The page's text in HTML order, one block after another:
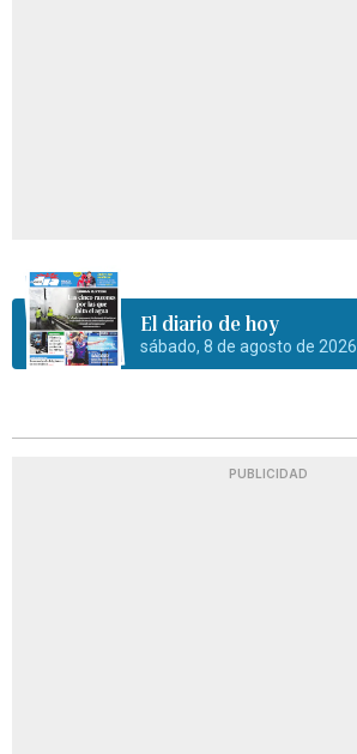
El diario de hoy
sábado, 8 de agosto de 2026
PUBLICIDAD